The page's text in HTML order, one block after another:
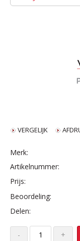
VERGELIJK
Merk:
Artikelnummer:
Prijs:
Beoordeling:
Delen: